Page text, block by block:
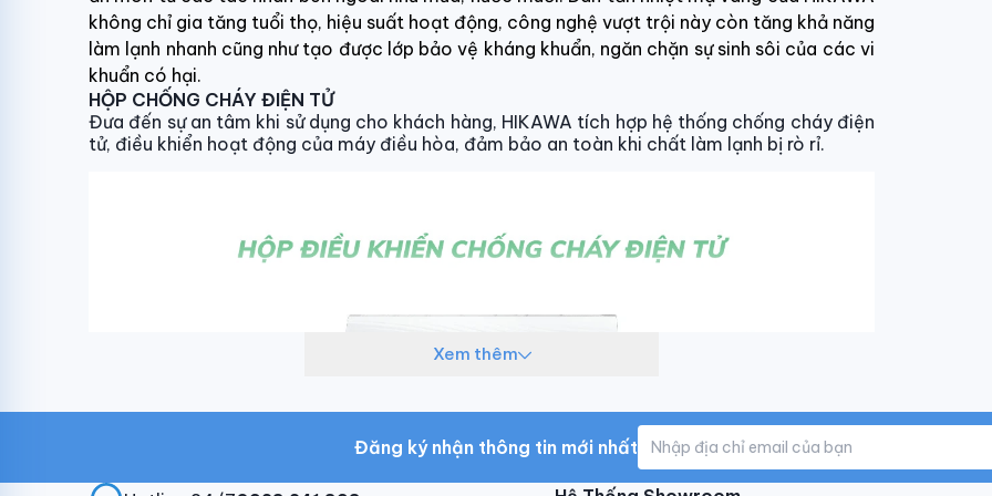
không chỉ gia tăng tuổi thọ, hiệu suất hoạt động, công nghệ vượt trội này còn tăng khả năng
làm lạnh nhanh cũng như tạo được lớp bảo vệ kháng khuẩn, ngăn chặn sự sinh sôi của các vi
khuẩn có hại.
HỘP CHỐNG CHÁY ĐIỆN TỬ
Đưa đến sự an tâm khi sử dụng cho khách hàng, HIKAWA tích hợp hệ thống chống cháy điện
tử, điều khiển hoạt động của máy điều hòa, đảm bảo an toàn khi chất làm lạnh bị rò rỉ.
Xem thêm
Đăng ký nhận thông tin mới nhất